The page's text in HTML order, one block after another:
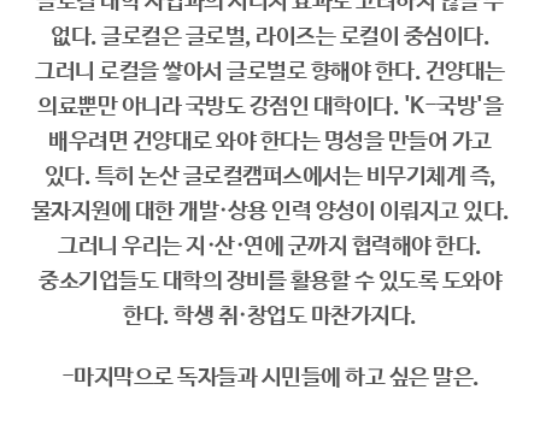
없다. 글로컬은 글로벌, 라이즈는 로컬이 중심이다.
그러니 로컬을 쌓아서 글로벌로 향해야 한다. 건양대는
의료뿐만 아니라 국방도 강점인 대학이다. 'K-국방'을
배우려면 건양대로 와야 한다는 명성을 만들어 가고
있다. 특히 논산 글로컬캠퍼스에서는 비무기체계 즉,
물자지원에 대한 개발·상용 인력 양성이 이뤄지고 있다.
그러니 우리는 지·산·연에 군까지 협력해야 한다.
중소기업들도 대학의 장비를 활용할 수 있도록 도와야
한다. 학생 취·창업도 마찬가지다.
-마지막으로 독자들과 시민들에 하고 싶은 말은.